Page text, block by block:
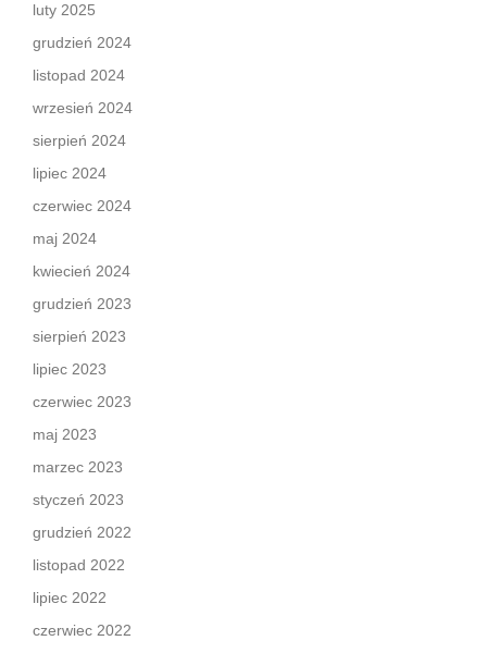
luty 2025
grudzień 2024
listopad 2024
wrzesień 2024
sierpień 2024
lipiec 2024
czerwiec 2024
maj 2024
kwiecień 2024
grudzień 2023
sierpień 2023
lipiec 2023
czerwiec 2023
maj 2023
marzec 2023
styczeń 2023
grudzień 2022
listopad 2022
lipiec 2022
czerwiec 2022